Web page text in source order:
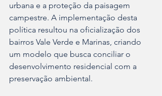
urbana e a proteção da paisagem
campestre. A implementação desta
política resultou na oficialização dos
bairros Vale Verde e Marinas, criando
um modelo que busca conciliar o
desenvolvimento residencial com a
preservação ambiental.